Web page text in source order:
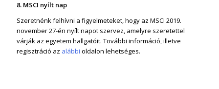
8. MSCI nyílt nap
Szeretnénk felhívni a figyelmeteket, hogy az MSCI 2019.
november 27-én nyílt napot szervez, amelyre szeretettel
várják az egyetem hallgatóit. További információ, illetve
regisztráció az alábbi oldalon lehetséges.